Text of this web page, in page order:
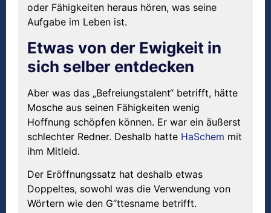
oder Fähigkeiten heraus hören, was seine
Aufgabe im Leben ist.
Etwas von der Ewigkeit in
sich selber entdecken
Aber was das „Befreiungstalent“ betrifft, hätte
Mosche aus seinen Fähigkeiten wenig
Hoffnung schöpfen können. Er war ein äußerst
schlechter Redner. Deshalb hatte HaSchem mit
ihm Mitleid.
Der Eröffnungssatz hat deshalb etwas
Doppeltes, sowohl was die Verwendung von
Wörtern wie den G“ttesname betrifft.